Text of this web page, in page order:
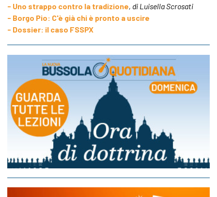
- Uno strappo contro la tradizione, di Luisella Scrosati
- Borgo Pio: C'è già chi è pronto a uscire
- Dossier: il caso FSSPX